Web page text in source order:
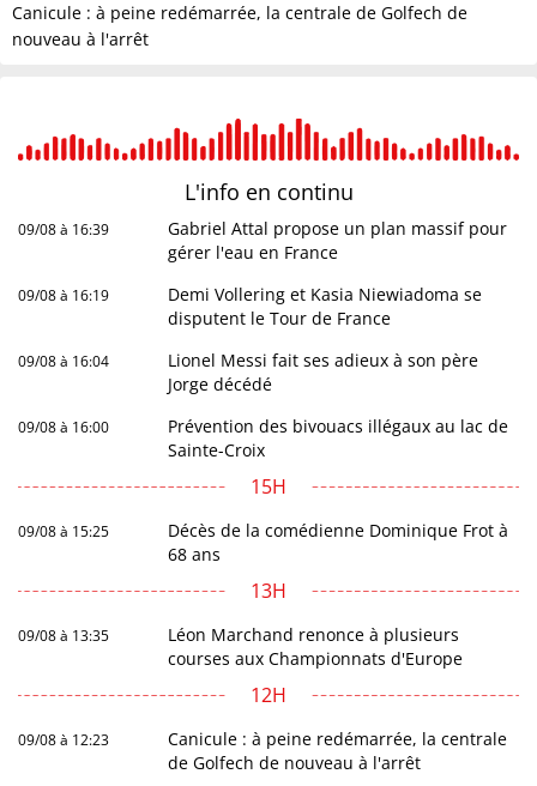
Canicule : à peine redémarrée, la centrale de Golfech de
nouveau à l'arrêt
L'info en continu
09/08 à 16:39
Gabriel Attal propose un plan massif pour
gérer l'eau en France
09/08 à 16:19
Demi Vollering et Kasia Niewiadoma se
disputent le Tour de France
09/08 à 16:04
Lionel Messi fait ses adieux à son père
Jorge décédé
09/08 à 16:00
Prévention des bivouacs illégaux au lac de
Sainte-Croix
15H
09/08 à 15:25
Décès de la comédienne Dominique Frot à
68 ans
13H
09/08 à 13:35
Léon Marchand renonce à plusieurs
courses aux Championnats d'Europe
12H
09/08 à 12:23
Canicule : à peine redémarrée, la centrale
de Golfech de nouveau à l'arrêt